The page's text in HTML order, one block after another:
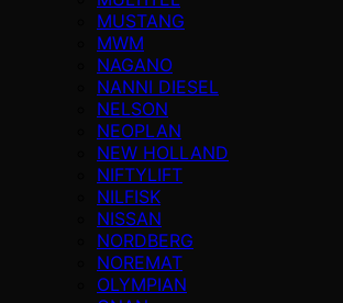
MUSTANG
MWM
NAGANO
NANNI DIESEL
NELSON
NEOPLAN
NEW HOLLAND
NIFTYLIFT
NILFISK
NISSAN
NORDBERG
NOREMAT
OLYMPIAN